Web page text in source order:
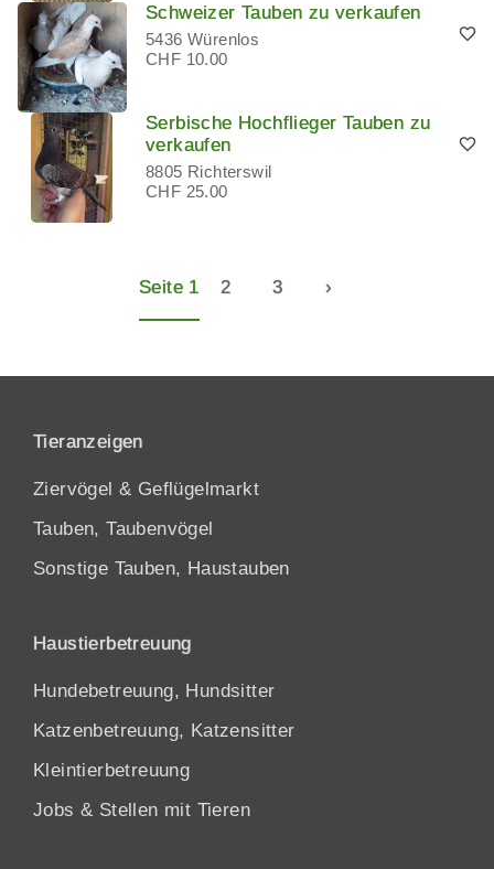
Schweizer Tauben zu verkaufen
5436 Würenlos
CHF 10.00
Serbische Hochflieger Tauben zu
verkaufen
8805 Richterswil
CHF 25.00
Seite 1 2 3 ›
Tieranzeigen
Ziervögel & Geflügelmarkt
Tauben, Taubenvögel
Sonstige Tauben, Haustauben
Haustierbetreuung
Hundebetreuung, Hundsitter
Katzenbetreuung, Katzensitter
Kleintierbetreuung
Jobs & Stellen mit Tieren